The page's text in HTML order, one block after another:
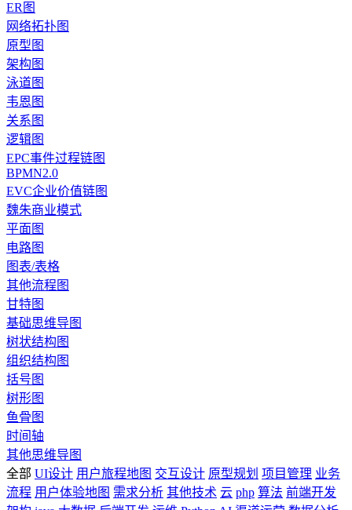
ER图
网络拓扑图
原型图
架构图
泳道图
韦恩图
关系图
逻辑图
EPC事件过程链图
BPMN2.0
EVC企业价值链图
魏朱商业模式
平面图
电路图
图表/表格
其他流程图
甘特图
基础思维导图
树状结构图
组织结构图
括号图
树形图
鱼骨图
时间轴
其他思维导图
全部 UI设计 用户旅程地图 交互设计 原型规划 项目管理 业务
流程 用户体验地图 需求分析 其他技术 云 php 算法 前端开发